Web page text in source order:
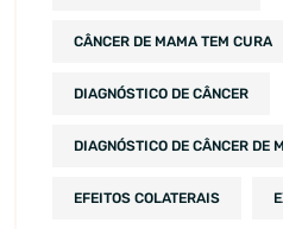
CÂNCER DE MAMA TEM CURA
DIAGNÓSTICO DE CÂNCER
DIAGNÓSTICO DE CÂNCER DE
EFEITOS COLATERAIS